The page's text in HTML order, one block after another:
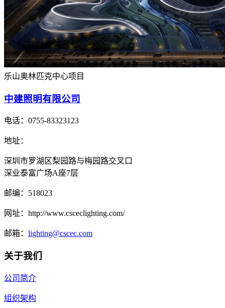
乐山奥林匹克中心项目
中建照明有限公司
电话： 0755-83323123
地址：
深圳市罗湖区梨园路与梅园路交叉口
深业泰富广场A座7层
邮编： 518023
网址： http://www.csceclighting.com/
邮箱： lighting@cscec.com
关于我们
公司简介
组织架构